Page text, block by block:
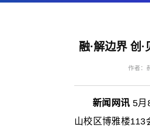
融·解边界 创
作者：
新闻网讯 5月
山校区博雅楼113